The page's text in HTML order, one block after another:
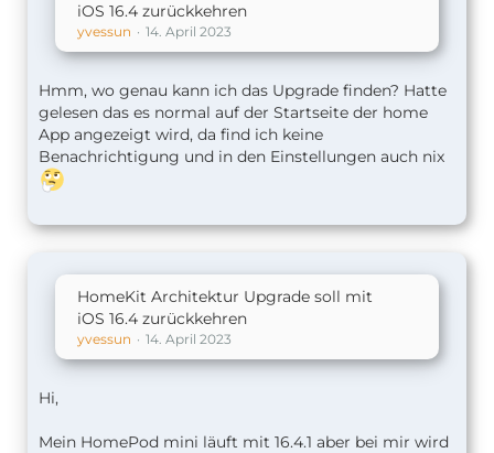
iOS 16.4 zurückkehren
yvessun 14. April 2023
Hmm, wo genau kann ich das Upgrade finden? Hatte
gelesen das es normal auf der Startseite der home
App angezeigt wird, da find ich keine
Benachrichtigung und in den Einstellungen auch nix
HomeKit Architektur Upgrade soll mit
iOS 16.4 zurückkehren
yvessun 14. April 2023
Hi,
Mein HomePod mini läuft mit 16.4.1 aber bei mir wird